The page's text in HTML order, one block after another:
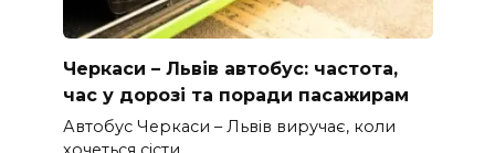
Черкаси – Львів автобус: частота,
час у дорозі та поради пасажирам
Автобус Черкаси – Львів виручає, коли